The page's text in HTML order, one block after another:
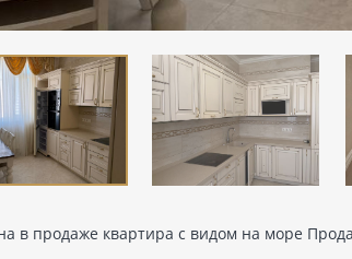
в продаже квартира с видом на море